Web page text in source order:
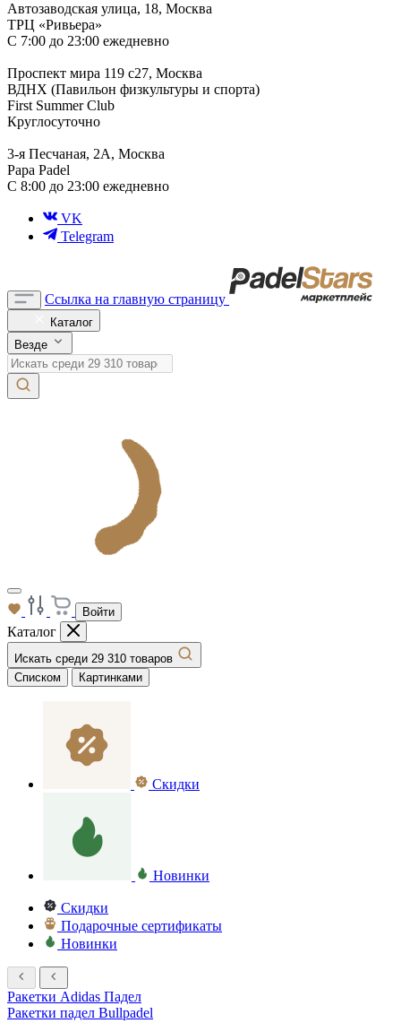
Автозаводская улица, 18, Москва
ТРЦ «Ривьера»
С 7:00 до 23:00 ежедневно
Проспект мира 119 с27, Москва
ВДНХ (Павильон физкультуры и спорта)
First Summer Club
Круглосуточно
3-я Песчаная, 2А, Москва
Papa Padel
С 8:00 до 23:00 ежедневно
VK
Telegram
Ссылка на главную страницу
Каталог
Везде
Войти
Каталог
Искать среди 29 310 товаров
Списком
Картинками
Скидки
Новинки
Скидки
Подарочные сертификаты
Новинки
Ракетки Adidas Падел
Ракетки падел Bullpadel